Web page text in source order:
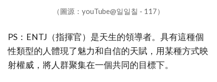
（圖源：youTube@일일칠 - 117）
PS：ENTJ（指揮官）是天生的領導者。具有這種個
性類型的人體現了魅力和自信的天賦，用某種方式映
射權威，將人群聚集在一個共同的目標下。